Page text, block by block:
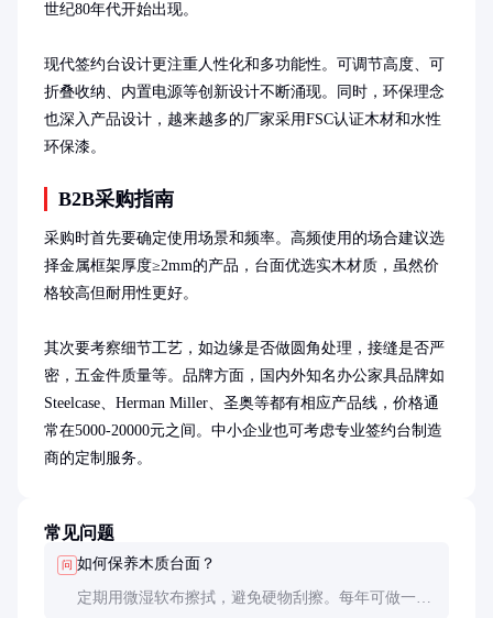
世纪80年代开始出现。
现代签约台设计更注重人性化和多功能性。可调节高度、可
折叠收纳、内置电源等创新设计不断涌现。同时，环保理念
也深入产品设计，越来越多的厂家采用FSC认证木材和水性
环保漆。
B2B采购指南
采购时首先要确定使用场景和频率。高频使用的场合建议选
择金属框架厚度≥2mm的产品，台面优选实木材质，虽然价
格较高但耐用性更好。
其次要考察细节工艺，如边缘是否做圆角处理，接缝是否严
密，五金件质量等。品牌方面，国内外知名办公家具品牌如
Steelcase、Herman Miller、圣奥等都有相应产品线，价格通
常在5000-20000元之间。中小企业也可考虑专业签约台制造
商的定制服务。
常见问题
问 如何保养木质台面？
定期用微湿软布擦拭，避免硬物刮擦。每年可做一次